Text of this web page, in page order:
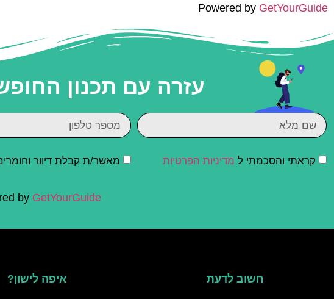
Powered by GetYourGuide
עזרה עם תכנון
קראתי והסכמתי ל מדיניות הפרטיות מאשר/ת קבלת דיוור
by GetYourGuide
חשוב לדעת איפה לישון?